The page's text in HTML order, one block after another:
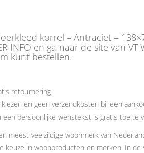
korrel – Antraciet –
INFO en ga naar de site van VT
kunt bestellen.
retournering
en geen verzendkosten bij een
een persoonlijke wenstekst is gratis toe te
meest veelzijdige woonmerk van
keuze in woonproducten en merken. In